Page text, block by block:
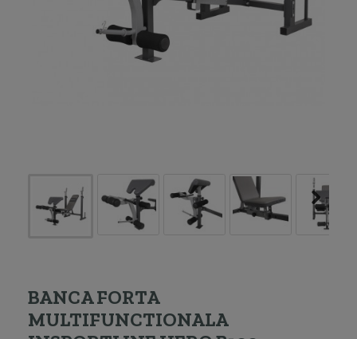
BANCA FORTA
MULTIFUNCTIONALA